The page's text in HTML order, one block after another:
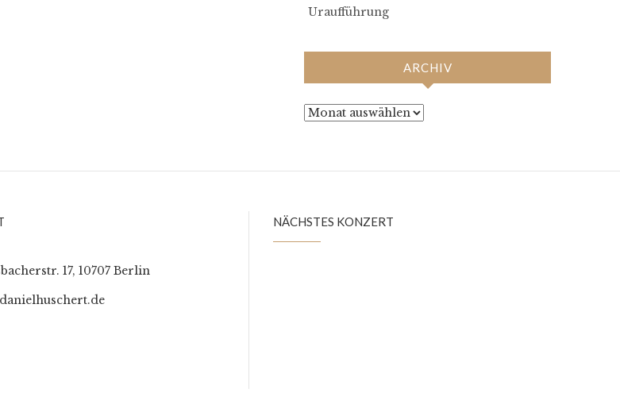
Uraufführung
ARCHIV
Archiv
17, 10707 Berlin
NÄCHSTES KONZERT